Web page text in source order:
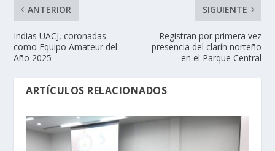
ANTERIOR
Indias UACJ, coronadas
como Equipo Amateur del
Año 2025
SIGUIENTE
Registran por primera vez
presencia del clarín norteño
en el Parque Central
ARTÍCULOS RELACIONADOS